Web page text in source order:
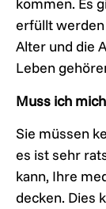
kommen. Es
erfüllt werden
Alter und die
Leben
Muss ich
Sie müssen
es ist sehr
kann, Ihre
decken. Dies